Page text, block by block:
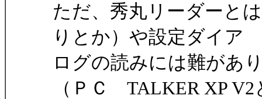
ただ、秀丸リーダーと
りとか）や設定ダイア
ログの読みには難があ
（ＰＣ TALKER XP